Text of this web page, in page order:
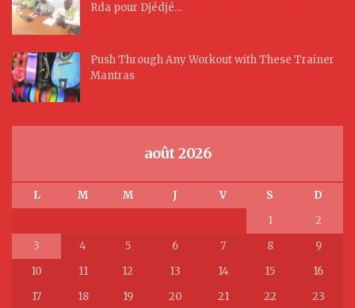
Rda pour Djédjé…
Push Through Any Workout with These Trainer
Mantras
août 2026
L M M J V S
D
1
2
3
4 5 6 7 8
9
10
11 12 13 14 15
16
17
18 19 20 21 22 23